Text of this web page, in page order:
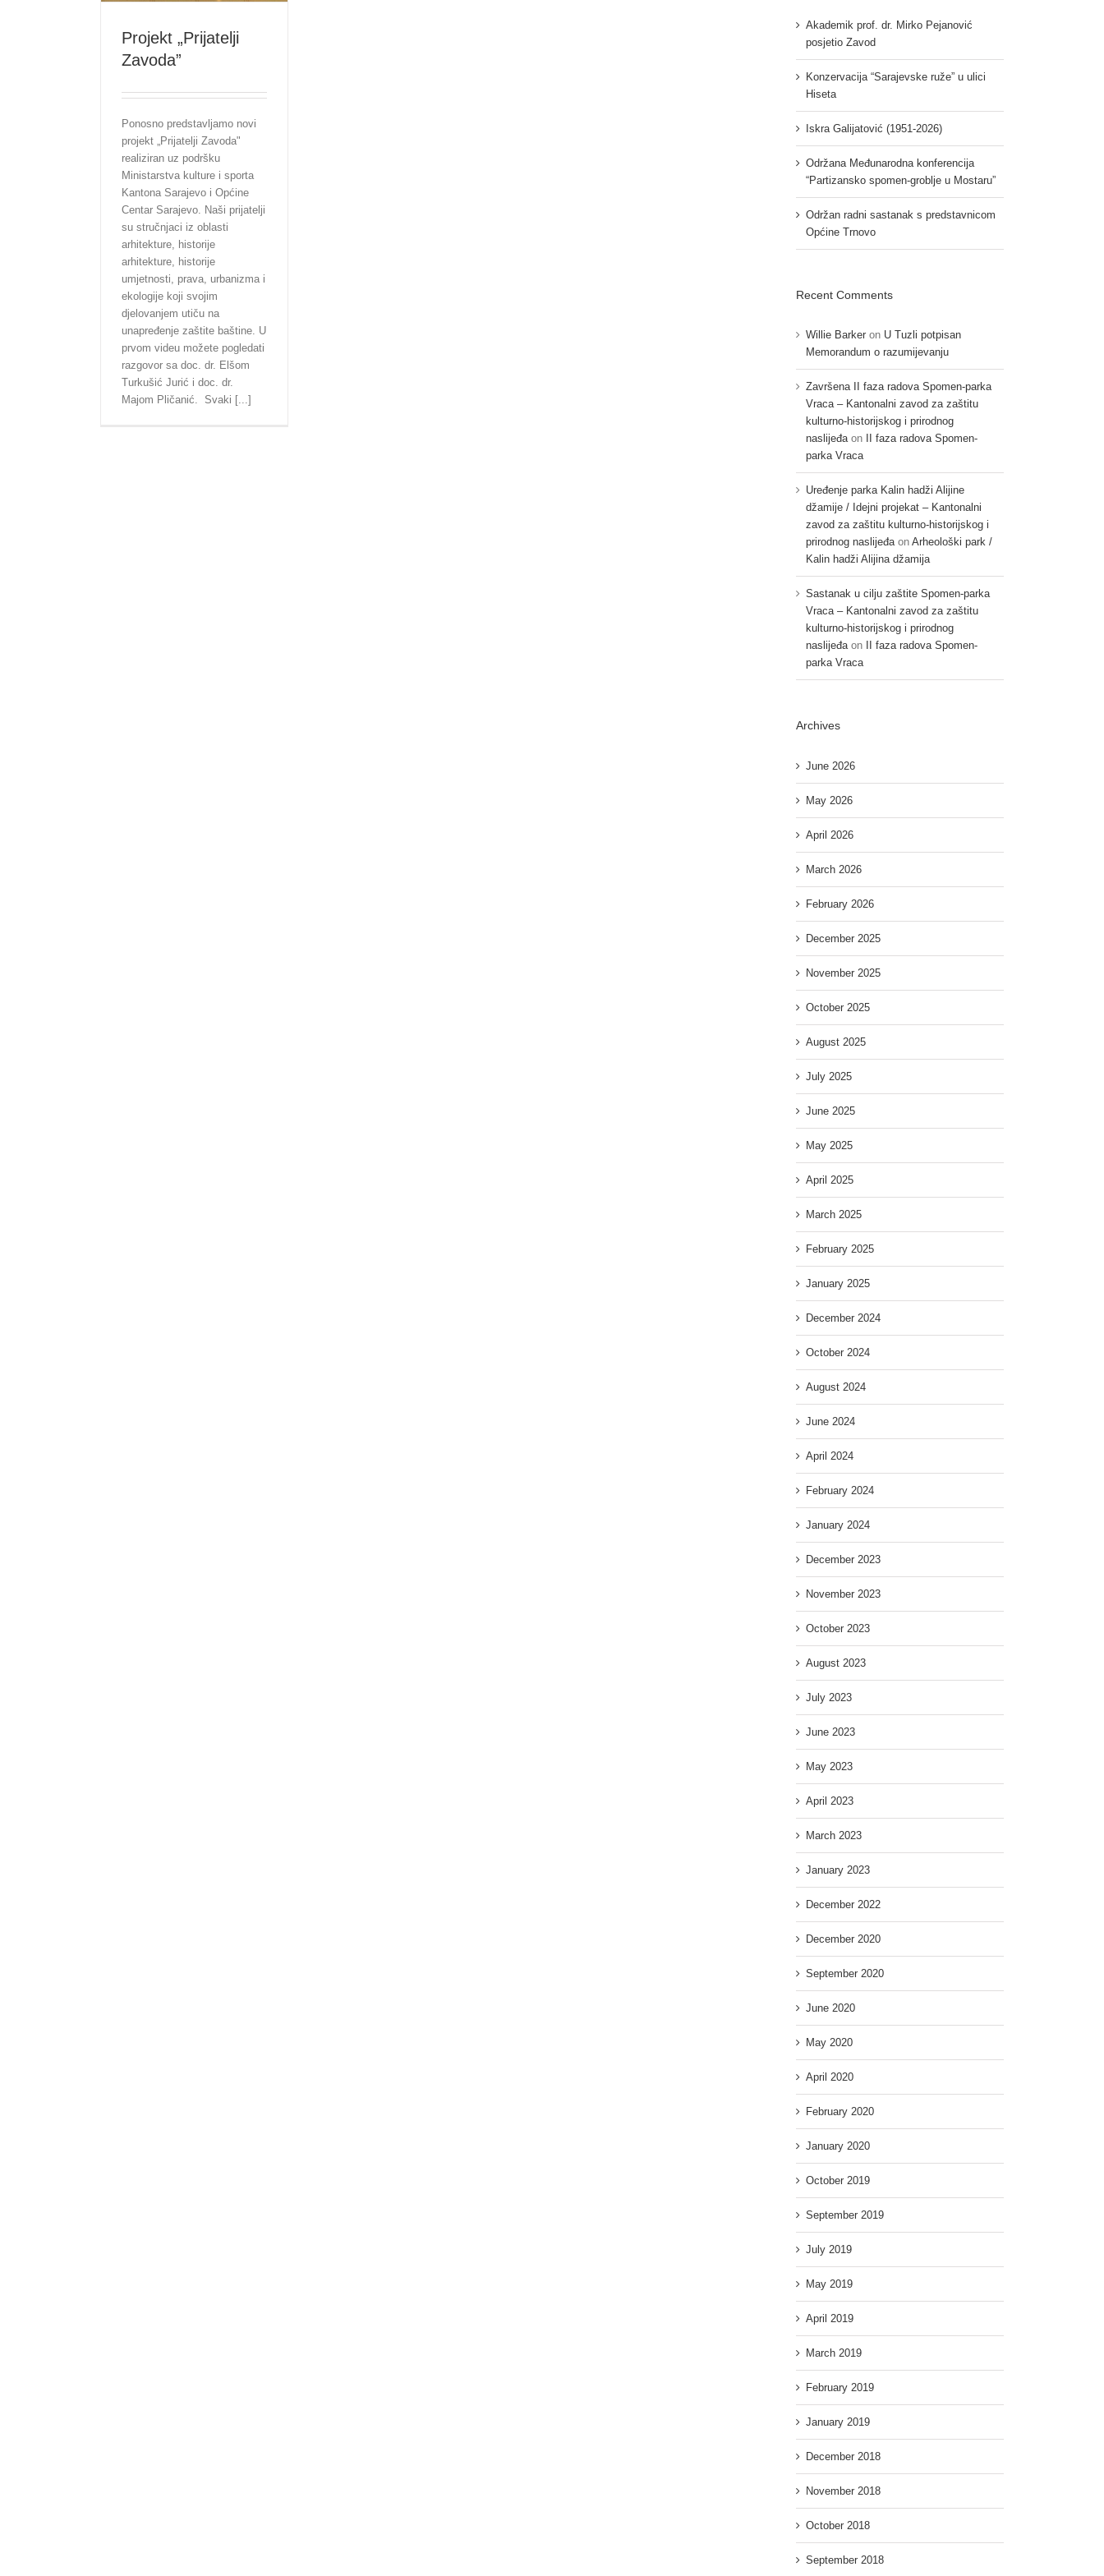
Projekt „Prijatelji
Zavoda”
Ponosno predstavljamo novi
projekt „Prijatelji Zavoda"
realiziran uz podršku
Ministarstva kulture i sporta
Kantona Sarajevo i Općine
Centar Sarajevo. Naši prijatelji
su stručnjaci iz oblasti
arhitekture, historije
arhitekture, historije
umjetnosti, prava, urbanizma i
ekologije koji svojim
djelovanjem utiču na
unapređenje zaštite baštine. U
prvom videu možete pogledati
razgovor sa doc. dr. Elšom
Turkušić Jurić i doc. dr.
Majom Pličanić. Svaki [...]
Akademik prof. dr. Mirko Pejanović
posjetio Zavod
Konzervacija “Sarajevske ruže” u ulici
Hiseta
Iskra Galijatović (1951-2026)
Održana Međunarodna konferencija
“Partizansko spomen-groblje u Mostaru”
Održan radni sastanak s predstavnicom
Općine Trnovo
Recent Comments
Willie Barker on U Tuzli potpisan
Memorandum o razumijevanju
Završena II faza radova Spomen-parka
Vraca – Kantonalni zavod za zaštitu
kulturno-historijskog i prirodnog
naslijeđaon
II faza radova Spomen-
parka Vraca
Uređenje parka Kalin hadži Alijine
džamije / Idejni projekat – Kantonalni
zavod za zaštitu kulturno-historijskog i
prirodnog naslijeđaon Arheološki park /
Kalin hadži Alijina džamija
Sastanak u cilju zaštite Spomen-parka
Vraca – Kantonalni zavod za zaštitu
kulturno-historijskog i prirodnog
naslijeđaon
II faza radova Spomen-
parka Vraca
Archives
June 2026
May 2026
April 2026
March 2026
February 2026
December 2025
November 2025
October 2025
August 2025
July 2025
June 2025
May 2025
April 2025
March 2025
February 2025
January 2025
December 2024
October 2024
August 2024
June 2024
April 2024
February 2024
January 2024
December 2023
November 2023
October 2023
August 2023
July 2023
June 2023
May 2023
April 2023
March 2023
January 2023
December 2022
December 2020
September 2020
June 2020
May 2020
April 2020
February 2020
January 2020
October 2019
September 2019
July 2019
May 2019
April 2019
March 2019
February 2019
January 2019
December 2018
November 2018
October 2018
September 2018